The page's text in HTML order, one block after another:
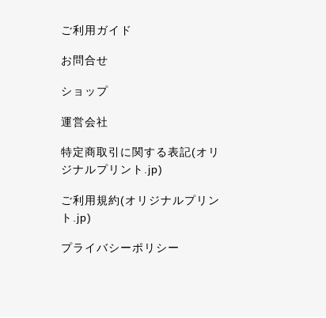
ご利用ガイド
お問合せ
ショップ
運営会社
特定商取引に関する表記(オリ
ジナルプリント.jp)
ご利用規約(オリジナルプリン
ト.jp)
プライバシーポリシー